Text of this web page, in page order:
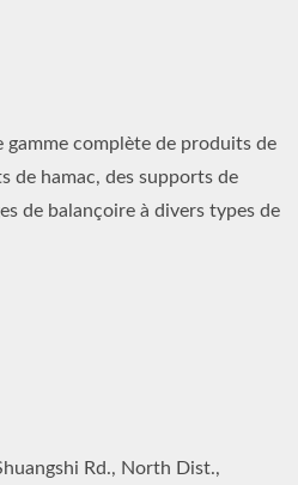
complète de produits de
de hamac, des supports de
de balançoire à divers types de
Rd., North Dist.,